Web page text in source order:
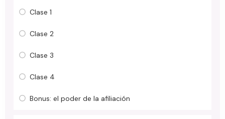
Clase 1
Clase 2
Clase 3
Clase 4
Bonus: el poder de la afiliación